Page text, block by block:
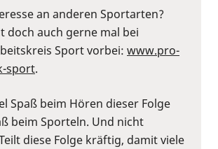
an anderen Sportarten?
doch auch gerne mal bei
Sport vorbei: ⁠www.pro-
sport⁠.
Spaß beim Hören dieser Folge
beim Sporteln. Und nicht
diese Folge kräftig, damit viele